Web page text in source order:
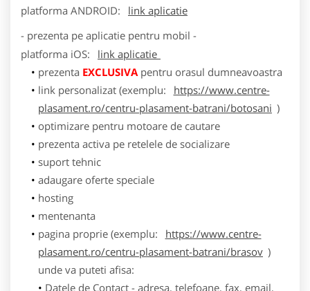
platforma ANDROID:
link aplicatie
- prezenta pe aplicatie pentru mobil -
platforma iOS:
link aplicatie
prezenta EXCLUSIVApentru orasul dumneavoastra
link personalizat (exemplu:
https://www.centre-
plasament.ro/centru-plasament-batrani/botosani )
optimizare pentru motoare de cautare
prezenta activa pe retelele de socializare
suport tehnic
adaugare oferte speciale
hosting
mentenanta
pagina proprie (exemplu:
https://www.centre-
plasament.ro/centru-plasament-batrani/brasov )
unde va puteti afisa:
Datele de Contact - adresa, telefoane, fax, email,